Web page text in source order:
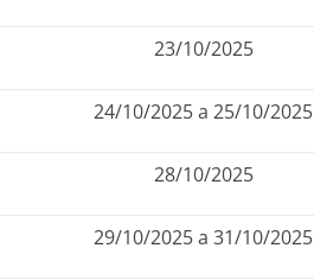
23/10/2025
24/10/2025 a 25/10/2025
28/10/2025
29/10/2025 a 31/10/2025